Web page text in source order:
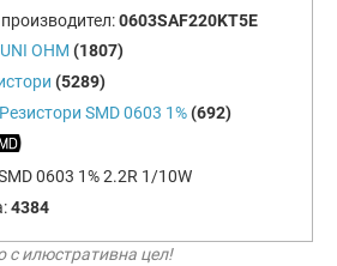
0603SAF220KT5E
UNI OHM (1807)
(5289)
Резистори SMD 0603 1% (692)
0603 1% 2.2R 1/10W
4384
с илюстративна цел!